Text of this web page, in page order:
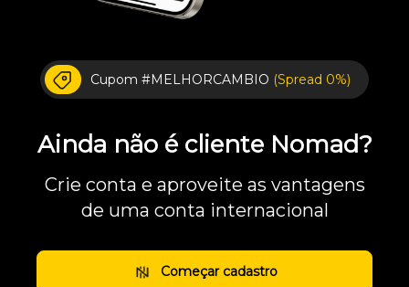
Cupom #MELHORCAMBIO (Spread 0%)
Ainda não é cliente Nomad?
Crie conta e aproveite as vantagens
de uma conta internacional
Começar cadastro